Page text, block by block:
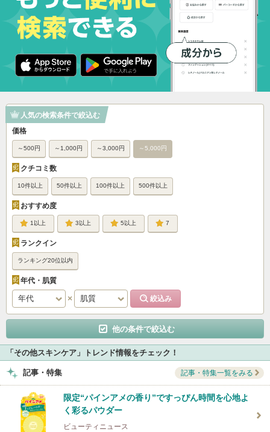
人気の検索条件で絞込む
価格
～500円 ～1,000円 ～3,000円 ～5,000円
クチコミ数
10件以上 50件以上 100件以上 500件以上
おすすめ度
1 3 5 7
ランクイン
ランキング20位以内
年代・肌質
他の条件で絞込む
「その他スキンケア」トレンド情報をチェック！
記事・特集 記事・特集一覧をみる
限定“パインアメの香り”ですっぴん時間を心地よ
く彩るパウダー
ビューティニュース